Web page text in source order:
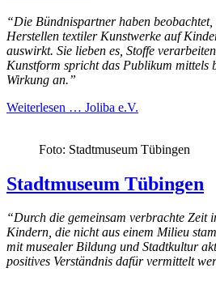
“Die Bündnispartner haben
Herstellen textiler Kunstwerke auf
auswirkt. Sie lieben es, Stoffe
Kunstform spricht das Publikum mittels
Wirkung an.”
Weiterlesen … Joliba e.V.
Foto: Stadtmuseum Tübingen
Stadtmuseum Tübingen
“Durch die gemeinsam verbrachte Zeit
Kindern, die nicht aus einem Milieu
mit musealer Bildung und Stadtkultur
positives Verständnis dafür vermittelt